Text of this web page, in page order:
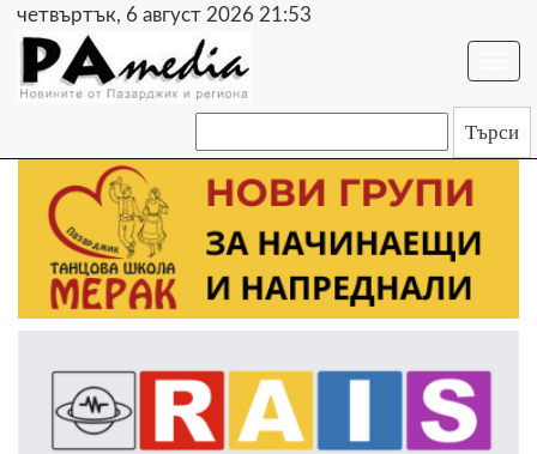
четвъртък, 6 август 2026 21:53